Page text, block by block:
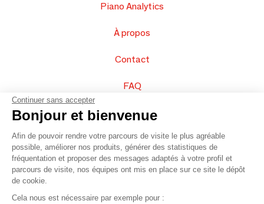
Piano Analytics
À propos
Contact
FAQ
Vendez vos produits
Plan du site
© 2016 –Organisation SAFI
Continuer sans accepter
Bonjour et bienvenue
Afin de pouvoir rendre votre parcours de visite le plus agréable
possible, améliorer nos produits, générer des statistiques de
fréquentation et proposer des messages adaptés à votre profil et
parcours de visite, nos équipes ont mis en place sur ce site le dépôt
de cookie.
Cela nous est nécessaire par exemple pour :